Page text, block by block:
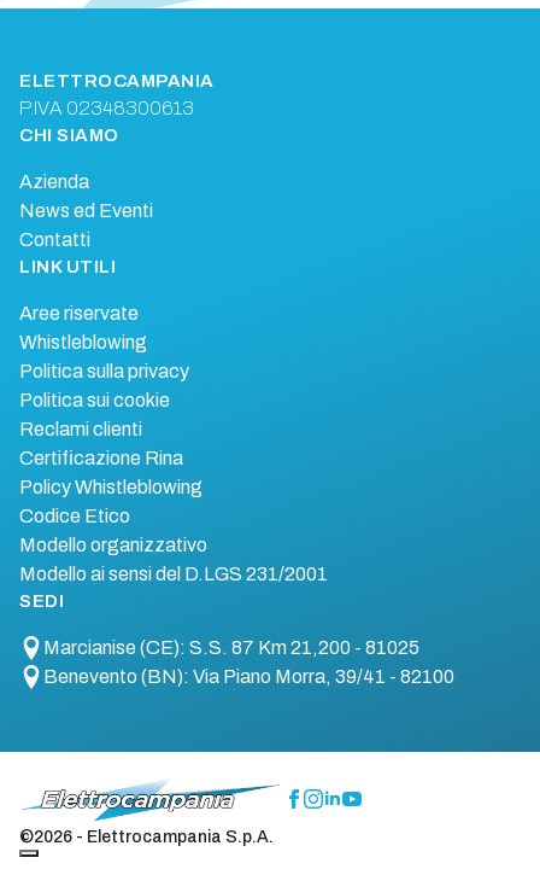
ELETTROCAMPANIA
P.IVA 02348300613
CHI SIAMO
Azienda
News ed Eventi
Contatti
LINK UTILI
Aree riservate
Whistleblowing
Politica sulla privacy
Politica sui cookie
Reclami clienti
Certificazione Rina
Policy Whistleblowing
Codice Etico
Modello organizzativo
Modello ai sensi del D.LGS 231/2001
SEDI
Marcianise (CE): S.S. 87 Km 21,200 - 81025
Benevento (BN): Via Piano Morra, 39/41 - 82100
©2026 - Elettrocampania S.p.A.